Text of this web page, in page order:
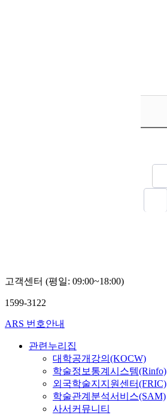
고객센터 (평일: 09:00~18:00)
1599-3122
ARS 번호안내
관련누리집
대학공개강의(KOCW)
학술정보통계시스템(Rinfo)
외국학술지지원센터(FRIC)
학술관계분석서비스(SAM)
사서커뮤니티